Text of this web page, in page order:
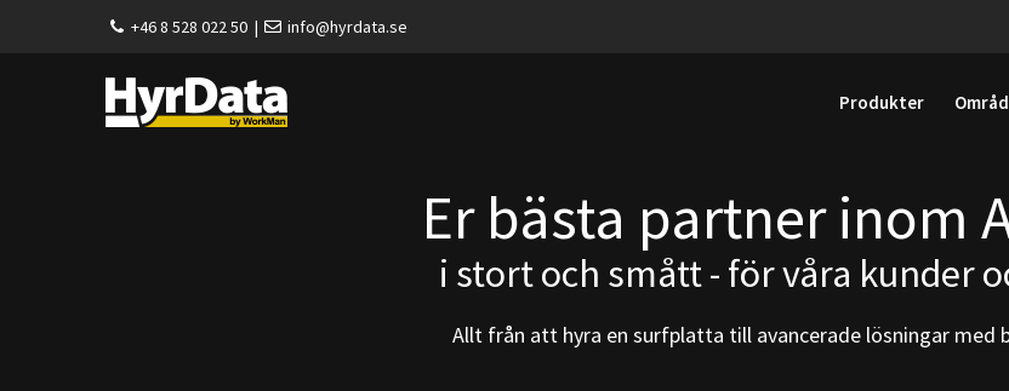
+46 8 528 022 50 | info@hyrdata.se
Produkter
Er bästa partner inom
i stort och smått - för våra kunder
Allt från att hyra en surfplatta till avancerade lösningar med